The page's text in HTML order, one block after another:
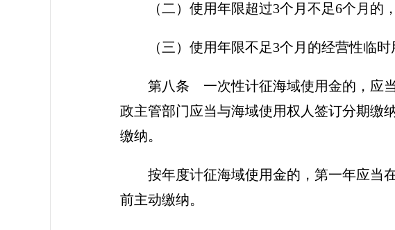
（二）使用年限超过3个月不足6个月的
（三）使用年限不足3个月的经营性临
第八条 一次性计征海域使用金的，应
政主管部门应当与海域使用权人签订分期缴
缴纳。
按年度计征海域使用金的，第一年应当
前主动缴纳。